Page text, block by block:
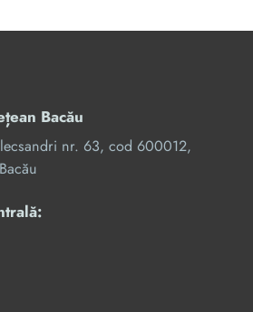
Bacău
nr. 63, cod 600012,